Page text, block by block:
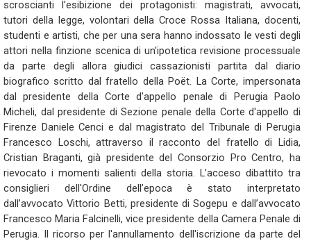
scroscianti l’esibizione dei protagonisti: magistrati, avvocati,
tutori della legge, volontari della Croce Rossa Italiana, docenti,
studenti e artisti, che per una sera hanno indossato le vesti degli
attori nella finzione scenica di un'ipotetica revisione processuale
da parte degli allora giudici cassazionisti partita dal diario
biografico scritto dal fratello della Poët. La Corte, impersonata
dal presidente della Corte d'appello penale di Perugia Paolo
Micheli, dal presidente di Sezione penale della Corte d'appello di
Firenze Daniele Cenci e dal magistrato del Tribunale di Perugia
Francesco Loschi, attraverso il racconto del fratello di Lidia,
Cristian Braganti, già presidente del Consorzio Pro Centro, ha
rievocato i momenti salienti della storia. L’acceso dibattito tra
consiglieri dell'Ordine dell’epoca è stato interpretato
dall’avvocato Vittorio Betti, presidente di Sogepu e dall’avvocato
Francesco Maria Falcinelli, vice presidente della Camera Penale di
Perugia. Il ricorso per l'annullamento dell'iscrizione da parte del